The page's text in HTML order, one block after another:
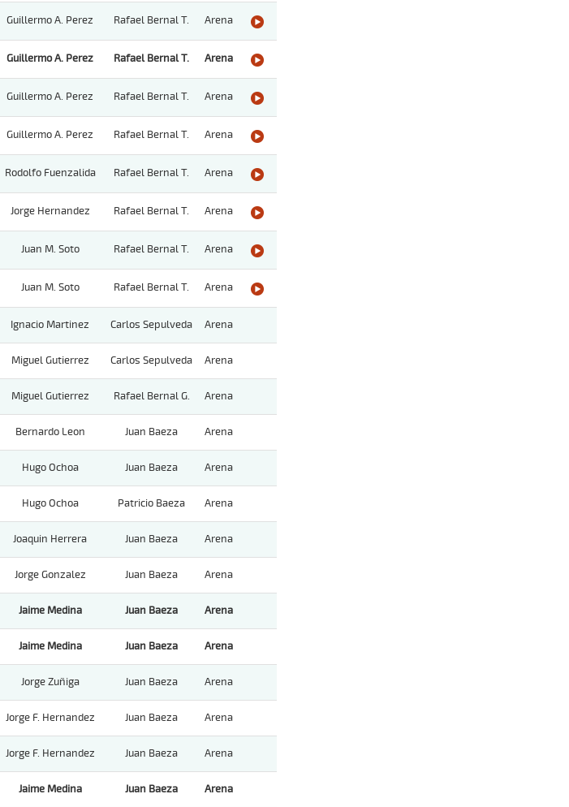
Guillermo A. Perez Rafael Bernal T. Arena
Guillermo A. Perez Rafael Bernal T. Arena
Guillermo A. Perez Rafael Bernal T. Arena
Guillermo A. Perez Rafael Bernal T. Arena
Rodolfo Fuenzalida Rafael Bernal T. Arena
Jorge Hernandez Rafael Bernal T. Arena
Juan M. Soto Rafael Bernal T. Arena
Juan M. Soto Rafael Bernal T. Arena
Ignacio Martinez Carlos Sepulveda Arena
Miguel Gutierrez Carlos Sepulveda Arena
Miguel Gutierrez Rafael Bernal G. Arena
Bernardo Leon Juan Baeza Arena
Hugo Ochoa Juan Baeza Arena
Hugo Ochoa Patricio Baeza Arena
Joaquin Herrera Juan Baeza Arena
Jorge Gonzalez Juan Baeza Arena
Jaime Medina Juan Baeza Arena
Jaime Medina Juan Baeza Arena
Jorge Zuñiga Juan Baeza Arena
Jorge F. Hernandez Juan Baeza Arena
Jorge F. Hernandez Juan Baeza Arena
Jaime Medina Juan Baeza Arena